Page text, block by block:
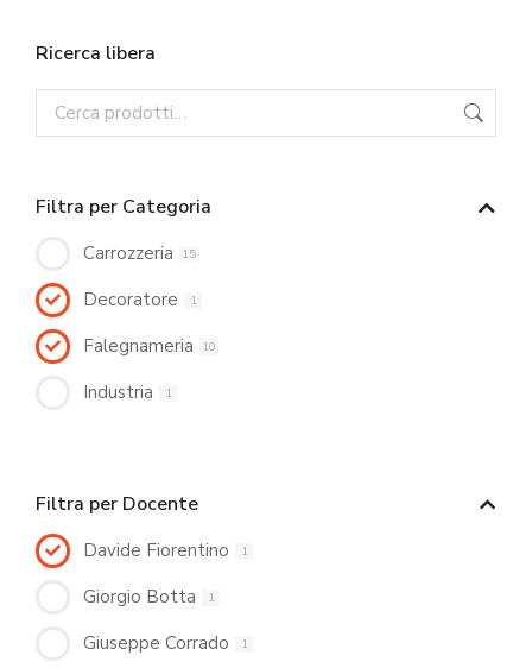
Ricerca libera
Filtra per Categoria
Carrozzeria 15
Decoratore 1
Falegnameria 10
Industria 1
Filtra per Docente
Davide Fiorentino 1
Giorgio Botta 1
Giuseppe Corrado 1